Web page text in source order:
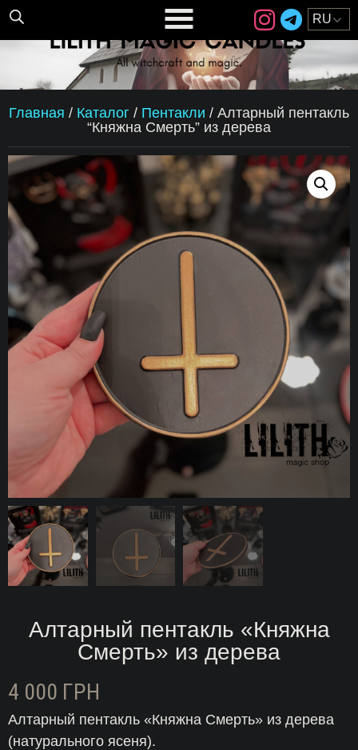
Главная / Каталог / Пентакли / Алтарный пентакль
“Княжна Смерть” из дерева
Алтарный пентакль «Княжна
Смерть» из дерева
4 000 ГРН
Алтарный пентакль «Княжна Смерть» из дерева
(натурального ясеня).